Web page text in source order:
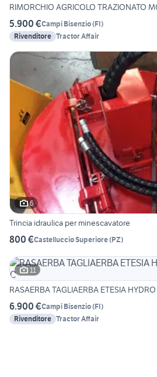
RIMORCHIO AGRICOLO TRAZIONATO
5.900 €Campi Bisenzio(FI)
Rivenditore Tractor Affair
6
Trincia idraulica per minescavatore
800 €Castelluccio Superiore(PZ)
11
RASAERBA TAGLIAERBA ETESIA
6.900 €Campi Bisenzio(FI)
Rivenditore Tractor Affair